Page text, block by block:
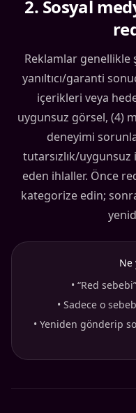
2. Sosyal
Reklamlar genellikle
yanıltıcı/garanti
içerikleri veya
uygunsuz görsel, (4)
deneyimi
tutarsızlık/uygunsuz
eden ihlaller. Önce
kategorize edin;
Ne
• “Red
• Sadece o
• Yeniden gönderip